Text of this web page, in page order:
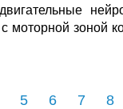
моторной зоной
5 6 7 8